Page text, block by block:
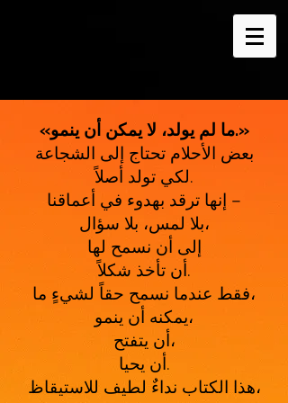
«ما لم يولد، لا يمكن أن ينمو.»
بعض الأحلام تحتاج إلى الشجاعة
لكي تولد أصلاً.
إنها ترقد بهدوء في أعماقنا –
بلا لمس، بلا سؤال،
إلى أن نسمح لها
أن تأخذ شكلاً.
فقط عندما نسمح حقاً لشيءٍ ما،
يمكنه أن ينمو،
أن يتفتح،
أن يحيا.
هذا الكتاب نداءٌ لطيف للاستيقاظ،